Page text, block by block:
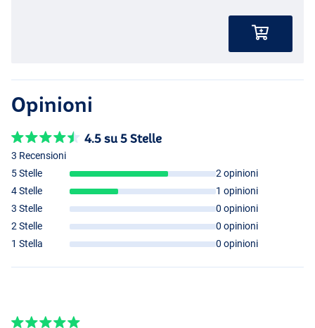
Opinioni
4.5 su 5 Stelle
3 Recensioni
5 Stelle
2 opinioni
4 Stelle
1 opinioni
3 Stelle
0 opinioni
2 Stelle
0 opinioni
1 Stella
0 opinioni